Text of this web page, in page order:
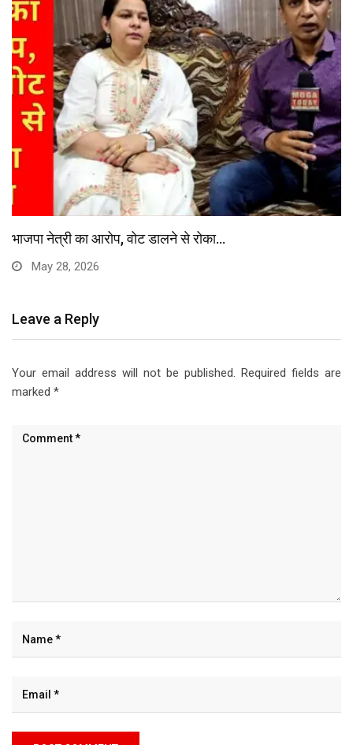
भाजपा नेत्री का आरोप, वोट डालने से रोका…
May 28, 2026
Leave a Reply
Your email address will not be published. Required fields are
marked *